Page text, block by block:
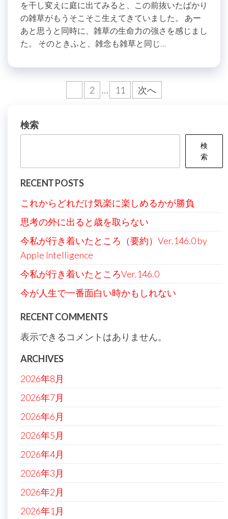
を干し変えに庭に出てみると、この前抜いたばかり
の雑草がもうそこそこ生えてきていました。 あー
あと思うと同時に、雑草の生命力の強さを感じまし
た。 そのときふと、雑念も雑草と同じ…
の
ペ
ジ
送
り
2 … 11 次へ
検索
検
索
RECENT POSTS
これからどれだけ気楽に楽しめるかが勝負
思考の外に出ると歳を取らない
今私が行き着いたところ（要約）Ver.146.0 by
Apple Intelligence
今私が行き着いたところVer.146.0
今が人生で一番面白い時かもしれない
RECENT COMMENTS
表示できるコメントはありません。
ARCHIVES
2026年8月
2026年7月
2026年6月
2026年5月
2026年4月
2026年3月
2026年2月
2026年1月